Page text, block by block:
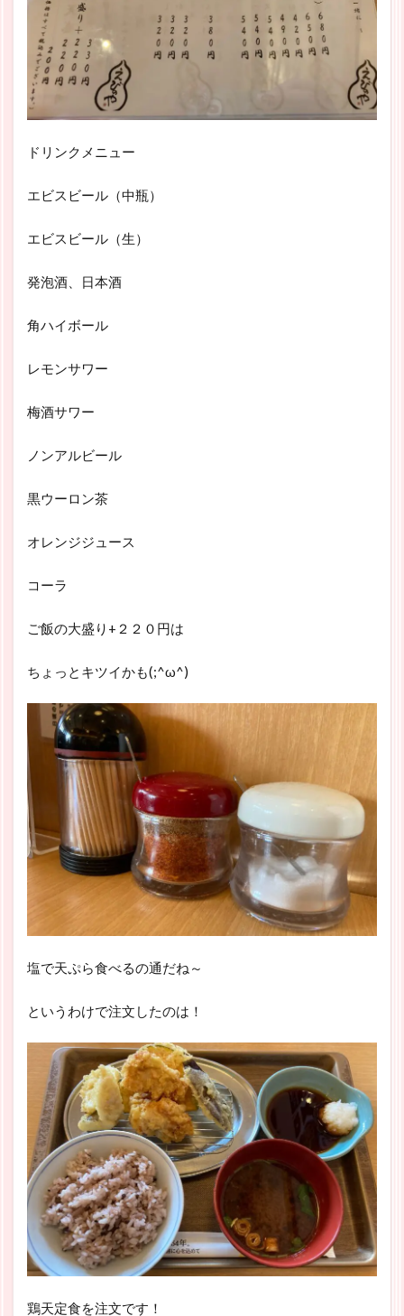
ドリンクメニュー
エビスビール（中瓶）
エビスビール（生）
発泡酒、日本酒
角ハイボール
レモンサワー
梅酒サワー
ノンアルビール
黒ウーロン茶
オレンジジュース
コーラ
ご飯の大盛り+２２０円は
ちょっとキツイかも(;^ω^)
塩で天ぷら食べるの通だね～
というわけで注文したのは！
鶏天定食を注文です！